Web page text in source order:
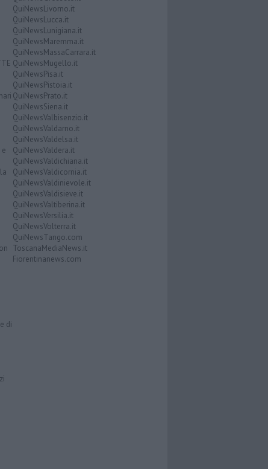
di
QuiNewsLivorno.it
QuiNewsLucca.it
QuiNewsLunigiana.it
QuiNewsMaremma.it
QuiNewsMassaCarrara.it
QuiNewsMugello.it
QuiNewsPisa.it
QuiNewsPistoia.it
QuiNewsPrato.it
QuiNewsSiena.it
QuiNewsValbisenzio.it
QuiNewsValdarno.it
QuiNewsValdelsa.it
QuiNewsValdera.it
QuiNewsValdichiana.it
QuiNewsValdicornia.it
QuiNewsValdinievole.it
QuiNewsValdisieve.it
QuiNewsValtiberina.it
QuiNewsVersilia.it
QuiNewsVolterra.it
QuiNewsTango.com
ToscanaMediaNews.it
Fiorentinanews.com